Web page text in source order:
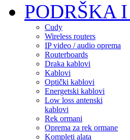
PODRŠKA
Cudy
Wireless routers
IP video / audio oprema
Routerboards
Draka kablovi
Kablovi
Optički kablovi
Energetski kablovi
Low loss antenski
kablovi
Rek ormani
Oprema za rek ormane
Kompleti alata